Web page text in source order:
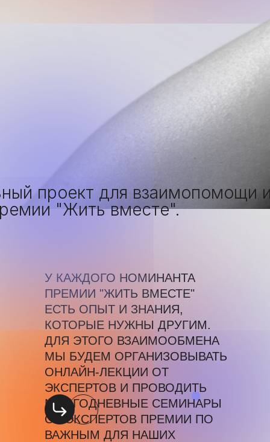
У КАЖДОГО НОМИНАНТА
ПРЕМИИ "ЖИТЬ ВМЕСТЕ"
ЕСТЬ ОПЫТ И ЗНАНИЯ,
КОТОРЫЕ НУЖНЫ ДРУГИМ.
ДЛЯ ЭТОГО ВЗАИМООБМЕНА
МЫ БУДЕМ ОРГАНИЗОВЫВАТЬ
ОНЛАЙН-ЛЕКЦИИ ОТ
ЭКСПЕРТОВ И ПРОВОДИТЬ
МНОГОДНЕВНЫЕ СЕМИНАРЫ
ОТ ЭКСПЕРТОВ ПРЕМИИ ПО
ВАЖНЫМ ДЛЯ НАШИХ